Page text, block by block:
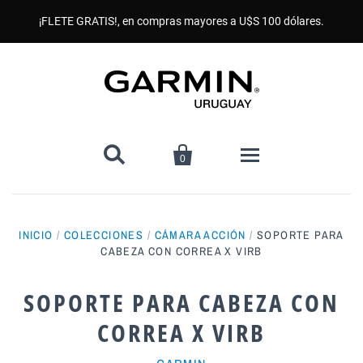
¡FLETE GRATIS!, en compras mayores a U$S 100 dólares.
 
0
Productos
GPS Smartwatches
Todos
Deportes y Ejercicio
Accesorios
Mallas
Noticias
INICIO / COLECCIONES / CÁMARA ACCIÓN / SOPORTE PARA
CABEZA CON CORREA X VIRB
SOPORTE PARA CABEZA CON
CORREA X VIRB